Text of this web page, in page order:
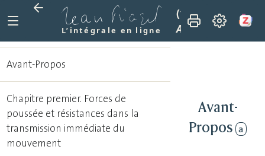
L’intégrale en ligne
(1972)
La
Avant-Propos
Avant-
Propos a
Avant-Propos
Chapitre premier. Forces de
poussée et résistances dans la
transmission immédiate du
mouvement